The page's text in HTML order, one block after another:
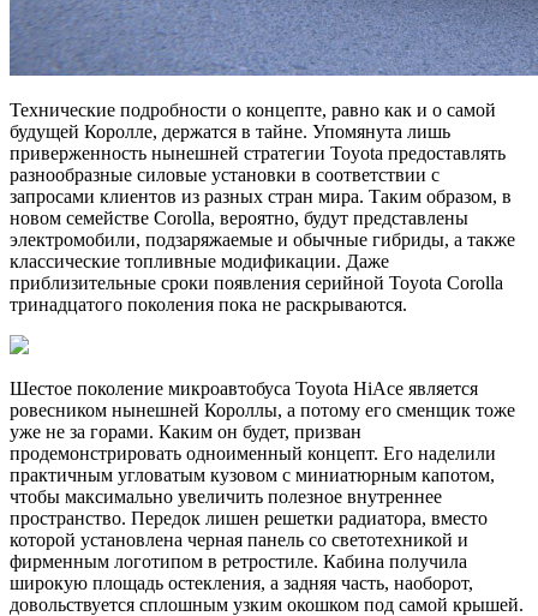
Технические подробности о концепте, равно как и о самой
будущей Королле, держатся в тайне. Упомянута лишь
приверженность нынешней стратегии Toyota предоставлять
разнообразные силовые установки в соответствии с
запросами клиентов из разных стран мира. Таким образом, в
новом семействе Corolla, вероятно, будут представлены
электромобили, подзаряжаемые и обычные гибриды, а также
классические топливные модификации. Даже
приблизительные сроки появления серийной Toyota Corolla
тринадцатого поколения пока не раскрываются.
Шестое поколение микроавтобуса Toyota HiAce является
ровесником нынешней Короллы, а потому его сменщик тоже
уже не за горами. Каким он будет, призван
продемонстрировать одноименный концепт. Его наделили
практичным угловатым кузовом с миниатюрным капотом,
чтобы максимально увеличить полезное внутреннее
пространство. Передок лишен решетки радиатора, вместо
которой установлена черная панель со светотехникой и
фирменным логотипом в ретростиле. Кабина получила
широкую площадь остекления, а задняя часть, наоборот,
довольствуется сплошным узким окошком под самой крышей.